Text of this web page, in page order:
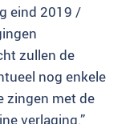
eind 2019 /
zullen de
nog enkele
zingen met de
verlaging.”